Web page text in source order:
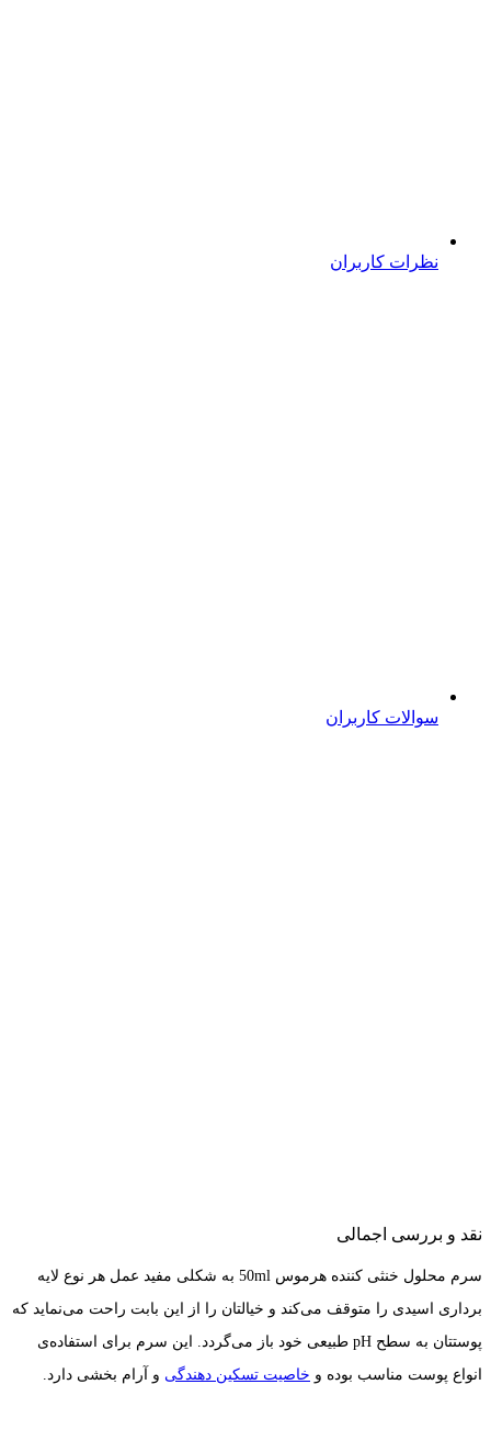
نظرات کاربران
سوالات کاربران
نقد و بررسی اجمالی
سرم محلول خنثی کننده هرموس 50ml به شکلی مفید عمل هر نوع لایه
برداری اسیدی را متوقف می‌کند و خیالتان را از این بابت راحت می‌نماید که
پوستتان به سطح pH طبیعی خود باز می‌گردد. این سرم برای استفاده‌ی
انواع پوست مناسب بوده و خاصیت تسکین دهندگی و آرام بخشی دارد.